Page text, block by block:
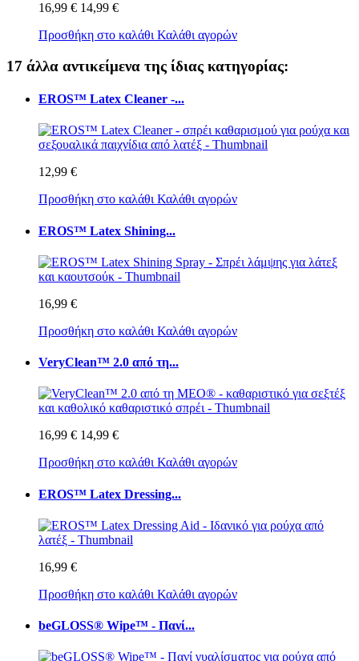
16,99 € 14,99 €
Προσθήκη στο καλάθι Καλάθι αγορών
17 άλλα αντικείμενα της ίδιας κατηγορίας:
EROS™ Latex Cleaner -...
12,99 €
Προσθήκη στο καλάθι Καλάθι αγορών
EROS™ Latex Shining...
16,99 €
Προσθήκη στο καλάθι Καλάθι αγορών
VeryClean™ 2.0 από τη...
16,99 € 14,99 €
Προσθήκη στο καλάθι Καλάθι αγορών
EROS™ Latex Dressing...
16,99 €
Προσθήκη στο καλάθι Καλάθι αγορών
beGLOSS® Wipe™ - Πανί...